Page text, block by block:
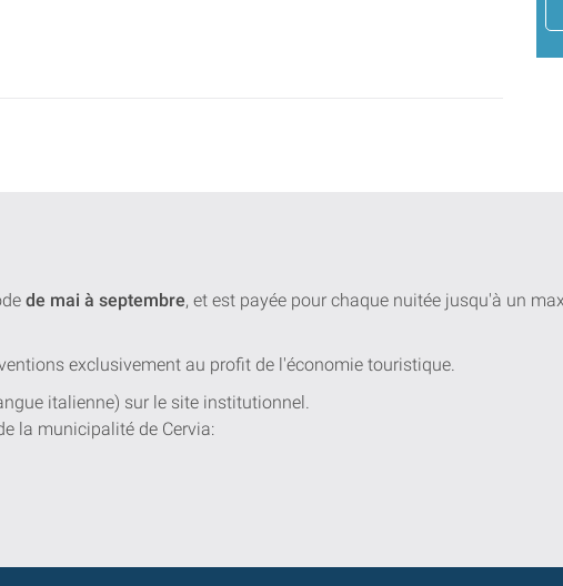
de mai à septembre, et est payée pour chaque nuitée jusqu'à un
exclusivement au profit de l'économie touristique.
italienne) sur le site institutionnel.
la municipalité de Cervia: